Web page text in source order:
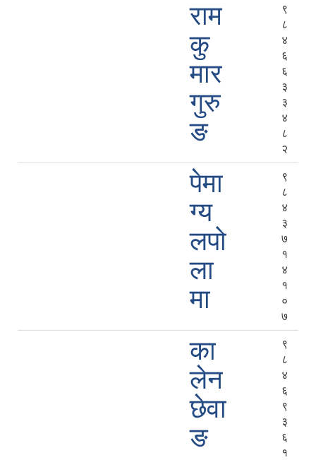
राम
कु
मार
गुरु
ङ
९
८
४
६
६
३
३
४
८
२
पेमा
ग्य
लपो
ला
मा
९
८
४
३
७
१
४
१
०
७
का
लेन
छेवा
ङ
९
८
४
६
९
३
६
१